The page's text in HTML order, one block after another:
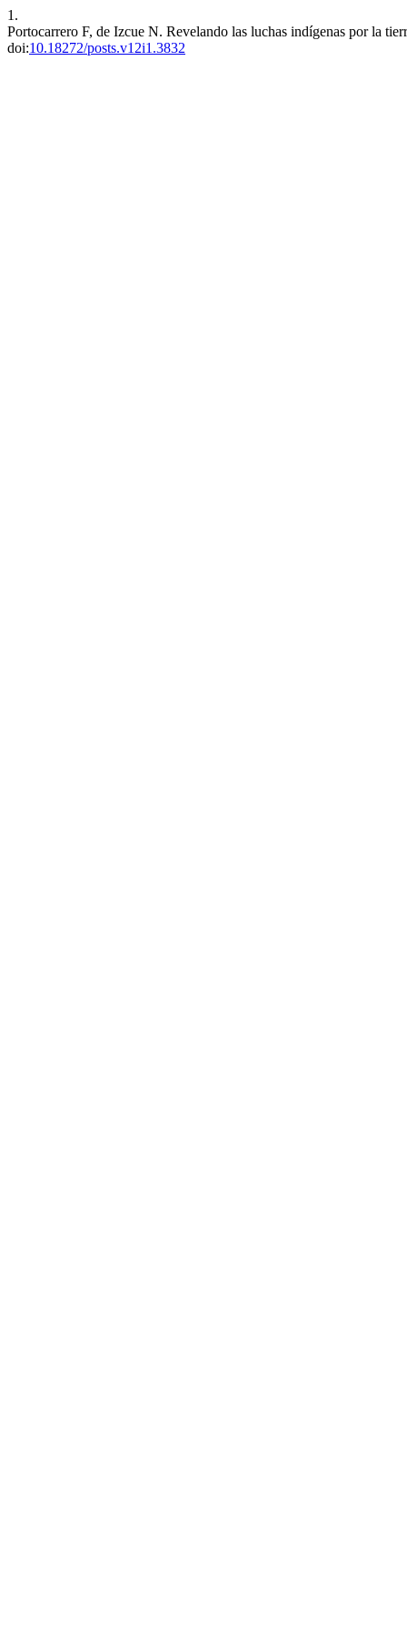
1.
Portocarrero F, de Izcue N. Revelando las luchas indígenas por la
doi:10.18272/posts.v12i1.3832